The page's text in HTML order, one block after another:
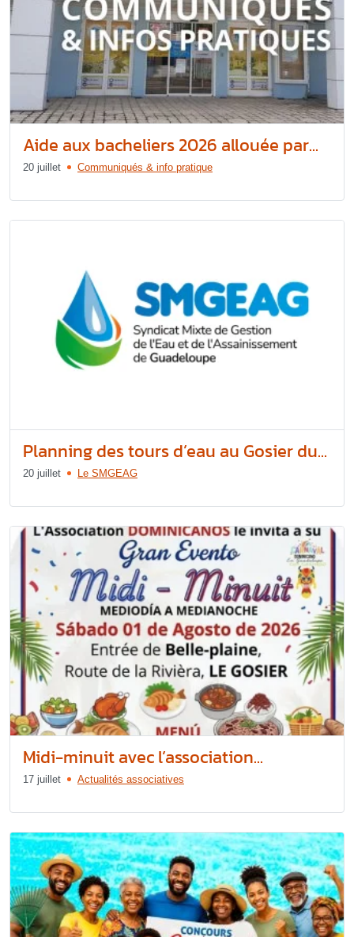
Aide aux bacheliers 2026 allouée par...
20 juillet Communiqués & info pratique
Planning des tours d’eau au Gosier du...
20 juillet Le SMGEAG
Midi-minuit avec l’association...
17 juillet Actualités associatives